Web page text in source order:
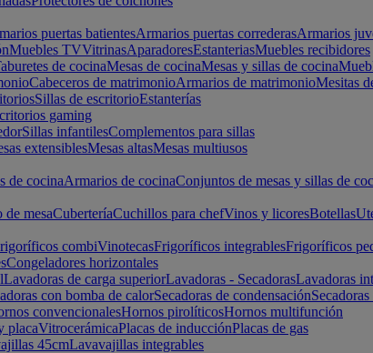
puertas batientesArmarios puertas correderasArmarios
Muebles TVVitrinasAparadoresEstanteriasMuebles recibidores
de cocinaMesas de cocinaMesas y sillas de cocina
Cabeceros de matrimonioArmarios de matrimonioMesitas
Sillas de escritorioEstanterías
gaming
Sillas infantilesComplementos para sillas
extensiblesMesas altasMesas multiusos
de cocinaArmarios de cocinaConjuntos de mesas y sillas de
de mesaCuberteríaCuchillos para chefVinos y licoresBotellas
combiVinotecasFrigoríficos integrablesFrigoríficos
Congeladores horizontales
Lavadoras de carga superiorLavadoras - SecadorasLavadoras
con bomba de calorSecadoras de condensación
convencionalesHornos pirolíticosHornos multifunción
placaVitrocerámicaPlacas de inducciónPlacas de gas
45cmLavavajillas integrables